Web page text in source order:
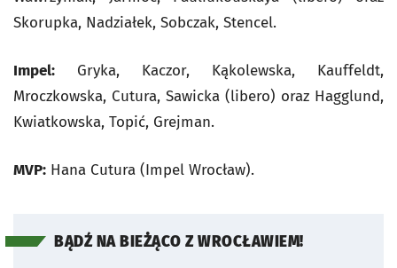
Skorupka, Nadziałek, Sobczak, Stencel.
Impel: Gryka, Kaczor, Kąkolewska, Kauffeldt,
Mroczkowska, Cutura, Sawicka (libero) oraz Hagglund,
Kwiatkowska, Topić, Grejman.
MVP: Hana Cutura (Impel Wrocław).
BĄDŹ NA BIEŻĄCO Z WROCŁAWIEM!